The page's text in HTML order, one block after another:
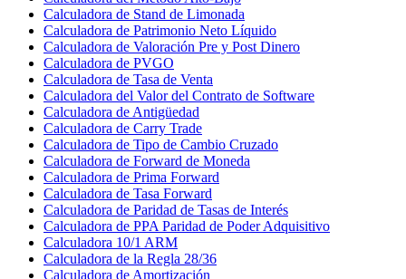
Calculadora de Stand de Limonada
Calculadora de Patrimonio Neto Líquido
Calculadora de Valoración Pre y Post Dinero
Calculadora de PVGO
Calculadora de Tasa de Venta
Calculadora del Valor del Contrato de Software
Calculadora de Antigüedad
Calculadora de Carry Trade
Calculadora de Tipo de Cambio Cruzado
Calculadora de Forward de Moneda
Calculadora de Prima Forward
Calculadora de Tasa Forward
Calculadora de Paridad de Tasas de Interés
Calculadora de PPA Paridad de Poder Adquisitivo
Calculadora 10/1 ARM
Calculadora de la Regla 28/36
Calculadora de Amortización